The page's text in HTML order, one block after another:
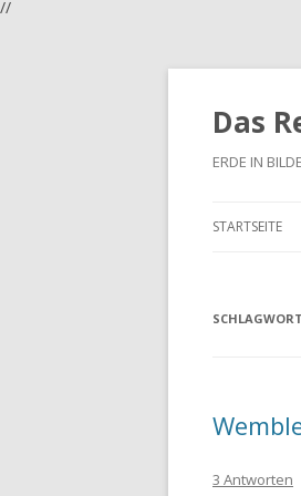
//
Das
ERDE IN
STARTSEITE
3 Antworten